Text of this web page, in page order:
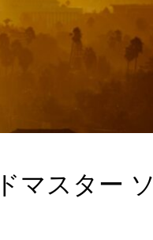
マスター ソ